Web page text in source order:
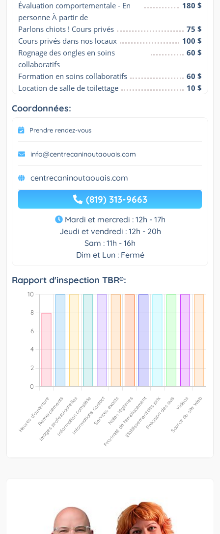
Évaluation comportementale - En
personne À partir de
180 $
Parlons chiots ! Cours privés
75 $
Cours privés dans nos locaux
100 $
Rognage des ongles en soins
collaboratifs
60 $
Formation en soins collaboratifs
60 $
Location de salle de toilettage
10 $
Coordonnées:
Prendre rendez-vous
info@centrecaninoutaouais.com
centrecaninoutaouais.com
(819) 313-9663
Mardi et mercredi : 12h - 17h
Jeudi et vendredi : 12h - 20h
Sam : 11h - 16h
Dim et Lun : Fermé
Rapport d'inspection TBR®: